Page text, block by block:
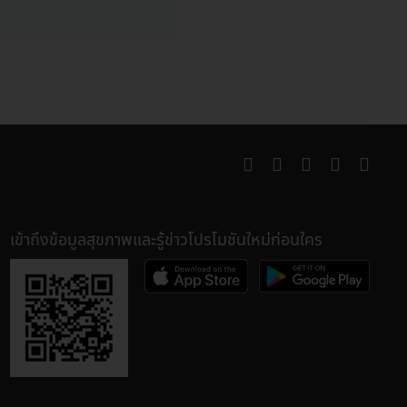
เข้าถึงข้อมูลสุขภาพและรู้ข่าวโปรโมชันใหม่ก่อนใคร